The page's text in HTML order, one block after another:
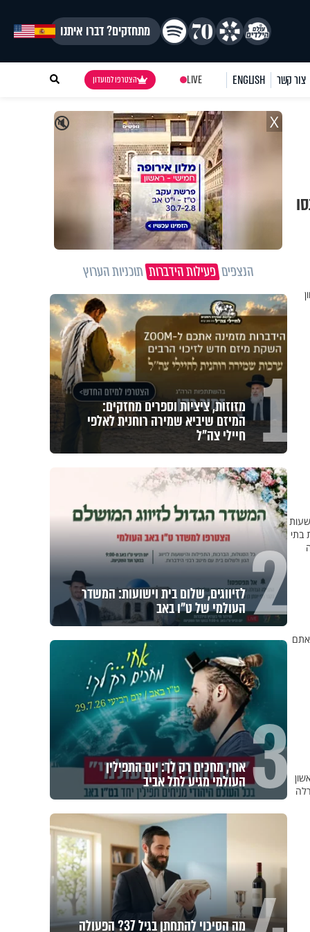
מתחזקים? דברו איתנו
צור קשר ENGLISH
LIVE הצטרפו למועדון
הידברות וקו ההלכה צועדים יחד, במטרה להנגיש את ההלכה לעם ישראל. אחרי הקו הטלפוני, הפועל במשך 24 שעות
בתי
אתם
🔇 X
הנצפיםפעילות הידברותתוכניות הערוץ
1 מזוזות, ציציות וספרים מחזקים:
המיזם שיביא שמירה רוחנית לאלפי
חיילי צה"ל
2 לזיווגים, שלום בית וישועות: המשדר
העולמי של ט"ו באב
3 אחי, מחכים רק לך: יום התפילין
העולמי מגיע לתל אביב
מה הסיכוי להתחתן בגיל 37? הפעולה